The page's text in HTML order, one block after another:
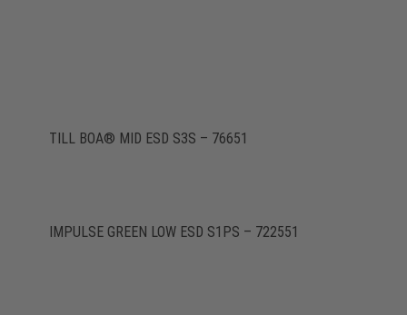
TILL BOA® MID ESD S3S – 76651
IMPULSE GREEN LOW ESD S1PS – 722551